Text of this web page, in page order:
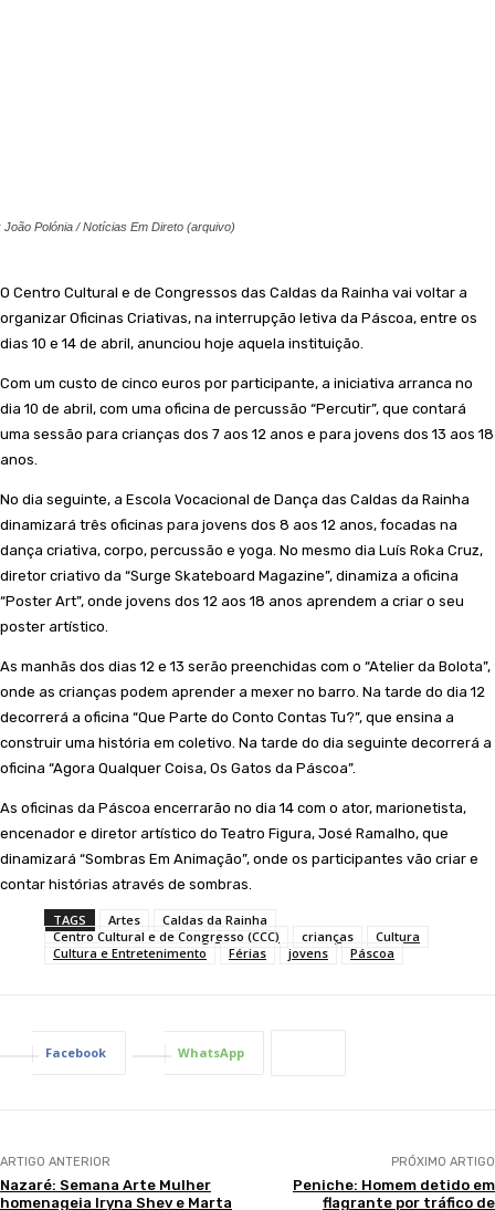
João Polónia / Notícias Em Direto (arquivo)
O Centro Cultural e de Congressos das Caldas da Rainha vai voltar a
organizar Oficinas Criativas, na interrupção letiva da Páscoa, entre os
dias 10 e 14 de abril, anunciou hoje aquela instituição.
Com um custo de cinco euros por participante, a iniciativa arranca no
dia 10 de abril, com uma oficina de percussão “Percutir”, que contará
uma sessão para crianças dos 7 aos 12 anos e para jovens dos 13 aos 18
anos.
No dia seguinte, a Escola Vocacional de Dança das Caldas da Rainha
dinamizará três oficinas para jovens dos 8 aos 12 anos, focadas na
dança criativa, corpo, percussão e yoga. No mesmo dia Luís Roka Cruz,
diretor criativo da “Surge Skateboard Magazine”, dinamiza a oficina
“Poster Art”, onde jovens dos 12 aos 18 anos aprendem a criar o seu
poster artístico.
As manhãs dos dias 12 e 13 serão preenchidas com o “Atelier da Bolota”,
onde as crianças podem aprender a mexer no barro. Na tarde do dia 12
decorrerá a oficina “Que Parte do Conto Contas Tu?”, que ensina a
construir uma história em coletivo. Na tarde do dia seguinte decorrerá a
oficina “Agora Qualquer Coisa, Os Gatos da Páscoa”.
As oficinas da Páscoa encerrarão no dia 14 com o ator, marionetista,
encenador e diretor artístico do Teatro Figura, José Ramalho, que
dinamizará “Sombras Em Animação”, onde os participantes vão criar e
contar histórias através de sombras.
TAGS Artes
Caldas da Rainha
Centro Cultural e de Congresso (CCC)
crianças
Cultura
Cultura e Entretenimento
Férias jovens Páscoa
Facebook WhatsApp
ARTIGO ANTERIOR
Nazaré: Semana Arte Mulher
homenageia Iryna Shev e Marta
PRÓXIMO ARTIGO
Peniche: Homem detido em
flagrante por tráfico de